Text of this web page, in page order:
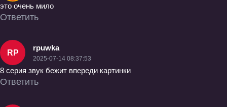
это очень мило
Ответить
RP
rpuwka
2025-07-14 08:37:53
8 серия звук бежит впереди картинки
Ответить